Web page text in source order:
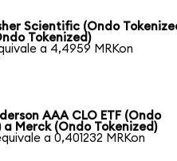
Scientific (Ondo
Tokenized)
a 4,4959 MRKon
AAA CLO ETF (Ondo
a Merck (Ondo Tokenized)
a 0,401232 MRKon